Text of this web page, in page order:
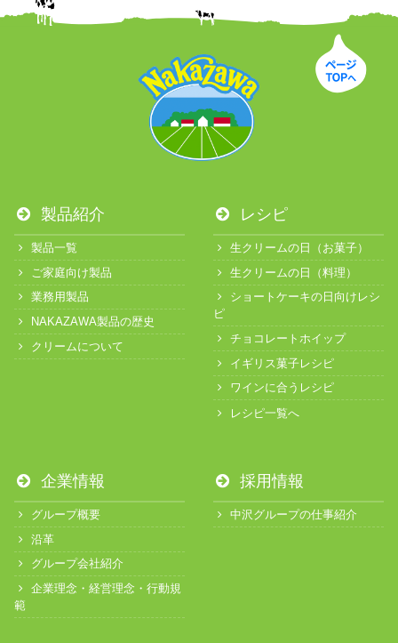
製品紹介
製品一覧
ご家庭向け製品
業務用製品
NAKAZAWA製品の歴史
クリームについて
レシピ
生クリームの日（お菓子）
生クリームの日（料理）
ショートケーキの日向けレシ
ピ
チョコレートホイップ
イギリス菓子レシピ
ワインに合うレシピ
レシピ一覧へ
企業情報
グループ概要
沿革
グループ会社紹介
企業理念・経営理念・行動規
範
採用情報
中沢グループの仕事紹介